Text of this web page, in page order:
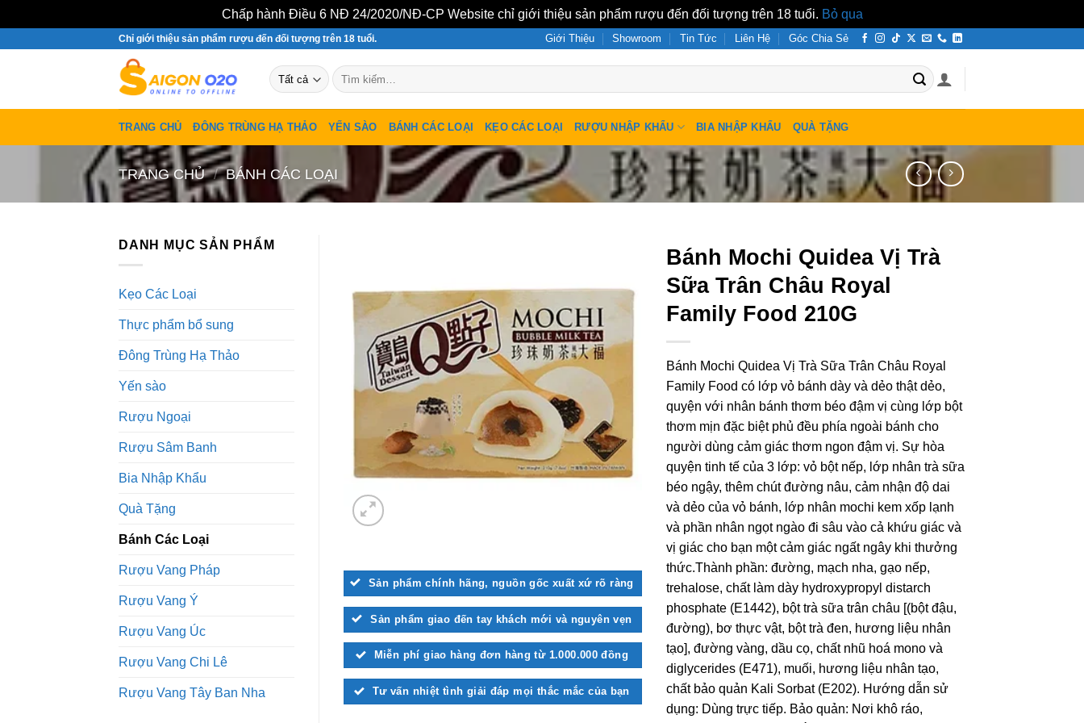
Chấp hành Điều 6 NĐ 24/2020/NĐ-CP Website chỉ giới thiệu sản phẩm rượu đến đối tượng trên 18 tuổi. Bỏ qua
Chỉ giới thiệu sản phẩm rượu đến đối tượng trên 18 tuổi. Giới Thiệu Showroom Tin Tức Liên Hệ Góc Chia Sẻ
Tìm
kiếm:
TRANG CHỦ ĐÔNG TRÙNG HẠ THẢO YẾN SÀO BÁNH CÁC LOẠI KẸO CÁC LOẠI RƯỢU NHẬP KHẨU BIA NHẬP KHẨU QUÀ TẶNG
TRANG CHỦ / BÁNH CÁC LOẠI
DANH MỤC SẢN PHẨM
Kẹo Các Loại
Thực phẩm bổ sung
Đông Trùng Hạ Thảo
Yến sào
Rượu Ngoại
Rượu Sâm Banh
Bia Nhập Khẩu
Quà Tặng
Bánh Các Loại
Rượu Vang Pháp
Rượu Vang Ý
Rượu Vang Úc
Rượu Vang Chi Lê
Rượu Vang Tây Ban Nha
Sản phẩm chính hãng, nguồn gốc xuất xứ rõ ràng
Sản phẩm giao đến tay khách mới và nguyên vẹn
Miễn phí giao hàng đơn hàng từ 1.000.000 đồng
Tư vấn nhiệt tình giải đáp mọi thắc mắc của bạn
Bánh Mochi Quidea Vị Trà
Sữa Trân Châu Royal
Family Food 210G
Bánh Mochi Quidea Vị Trà Sữa Trân Châu Royal
Family Food có lớp vỏ bánh dày và dẻo thật dẻo,
quyện với nhân bánh thơm béo đậm vị cùng lớp bột
thơm mịn đặc biệt phủ đều phía ngoài bánh cho
người dùng cảm giác thơm ngon đậm vị. Sự hòa
quyện tinh tế của 3 lớp: vỏ bột nếp, lớp nhân trà sữa
béo ngậy, thêm chút đường nâu, cảm nhận độ dai
và dẻo của vỏ bánh, lớp nhân mochi kem xốp lạnh
và phần nhân ngọt ngào đi sâu vào cả khứu giác và
vị giác cho bạn một cảm giác ngất ngây khi thưởng
thức.Thành phần: đường, mạch nha, gạo nếp,
trehalose, chất làm dày hydroxypropyl distarch
phosphate (E1442), bột trà sữa trân châu [(bột đậu,
đường), bơ thực vật, bột trà đen, hương liệu nhân
tạo], đường vàng, dầu cọ, chất nhũ hoá mono và
diglycerides (E471), muối, hương liệu nhân tạo,
chất bảo quản Kali Sorbat (E202). Hướng dẫn sử
dụng: Dùng trực tiếp. Bảo quản: Nơi khô ráo,